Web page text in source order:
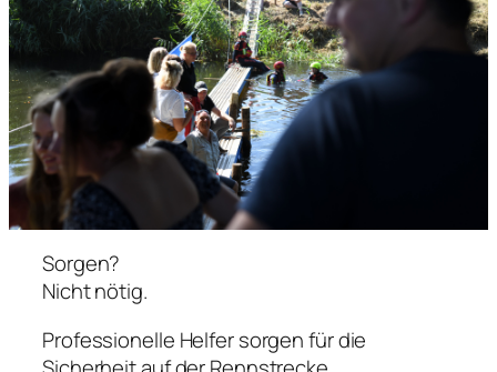
Sorgen?
Nicht nötig.
Professionelle Helfer sorgen für die